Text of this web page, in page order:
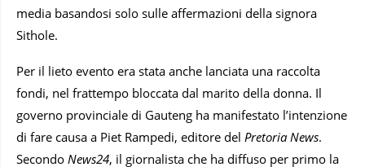
media basandosi solo sulle affermazioni della signora
Sithole.
Per il lieto evento era stata anche lanciata una raccolta
fondi, nel frattempo bloccata dal marito della donna. Il
governo provinciale di Gauteng ha manifestato l’intenzione
di fare causa a Piet Rampedi, editore del Pretoria News.
Secondo News24, il giornalista che ha diffuso per primo la